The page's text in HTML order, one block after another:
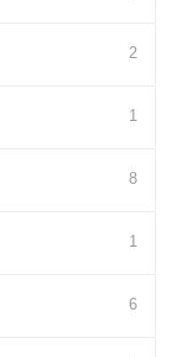
2
1
8
1
6